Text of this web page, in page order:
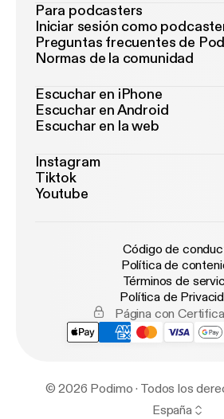
Para podcasters
Iniciar sesión como
Preguntas frecuentes de
Normas de la comunidad
Escuchar en iPhone
Escuchar en Android
Escuchar en la web
Instagram
Tiktok
Youtube
Código de
Política de
Términos de
Política de
Página con
© 2026 Podimo · Todos los
España